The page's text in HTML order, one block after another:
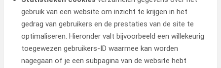
gebruik van een website om inzicht te krijgen in het
gedrag van gebruikers en de prestaties van de site te
optimaliseren. Hieronder valt bijvoorbeeld een willekeurig
toegewezen gebruikers-ID waarmee kan worden
nagegaan of je een subpagina van de website hebt